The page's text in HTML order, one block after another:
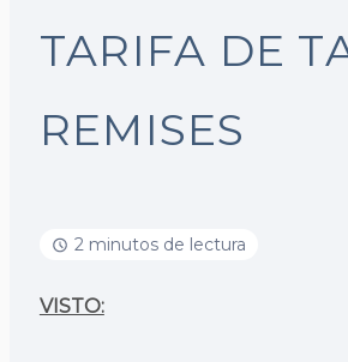
TARIFA DE
REMISES
2 minutos de lectura
VISTO: